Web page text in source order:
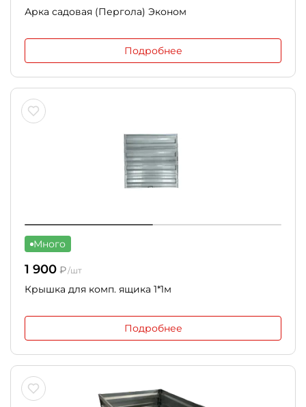
Арка садовая (Пергола) Эконом
Подробнее
Много
1 900 ₽/шт
Крышка для комп. ящика 1*1м
Подробнее